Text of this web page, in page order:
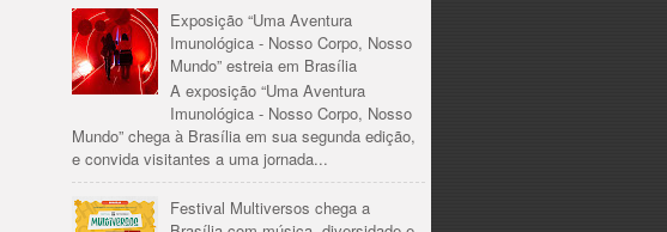
Exposição “Uma Aventura
Imunológica - Nosso Corpo, Nosso
Mundo” estreia em Brasília
A exposição “Uma Aventura
Imunológica - Nosso Corpo, Nosso
Mundo” chega à Brasília em sua segunda edição,
e convida visitantes a uma jornada...
Festival Multiversos chega a